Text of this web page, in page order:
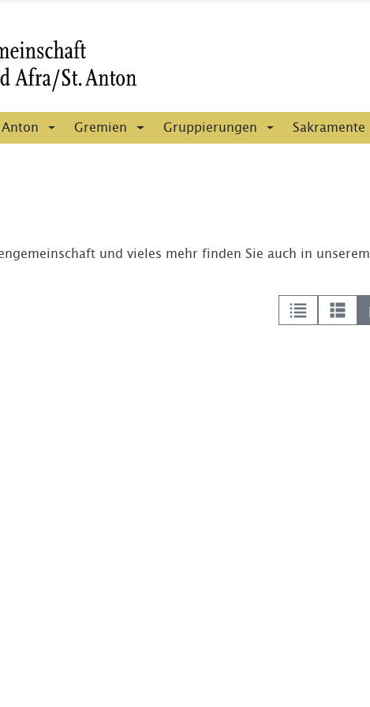
Gremien Gruppierungen Sakramente
und vieles mehr finden Sie auch in unserem